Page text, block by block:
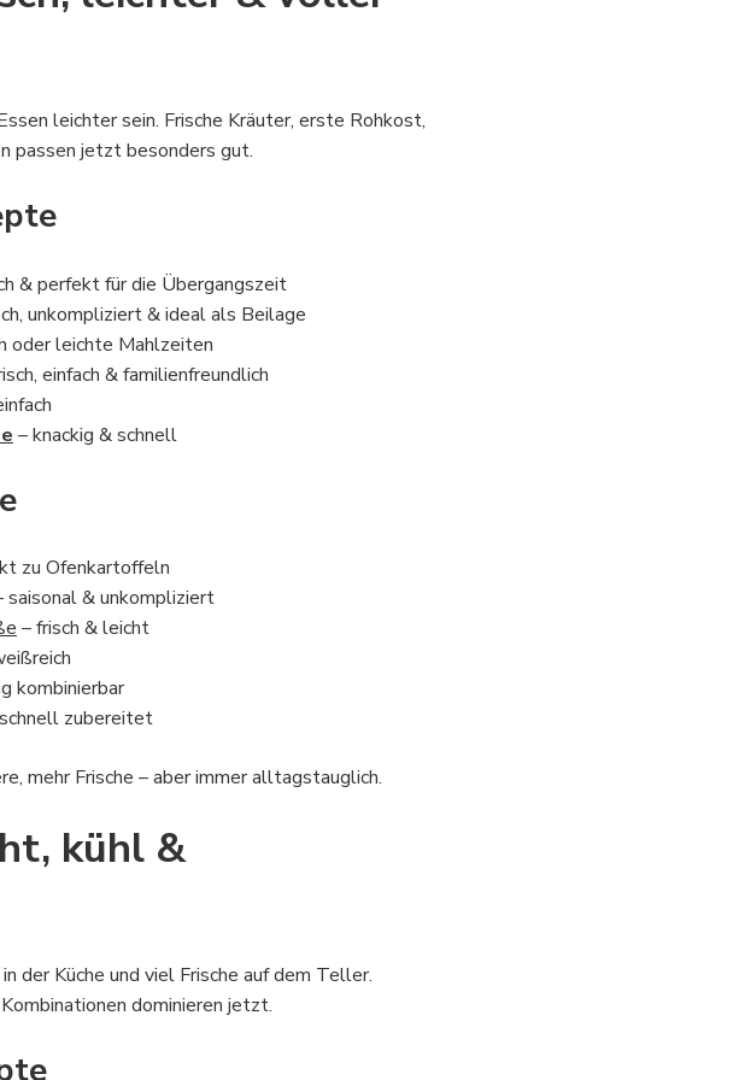
leichter sein. Frische Kräuter, erste Rohkost,
passen jetzt besonders gut.
& perfekt für die Übergangszeit
unkompliziert & ideal als Beilage
oder leichte Mahlzeiten
einfach & familienfreundlich
– knackig & schnell
zu Ofenkartoffeln
saisonal & unkompliziert
– frisch & leicht
kombinierbar
zubereitet
mehr Frische – aber immer alltagstauglich.
kühl &
der Küche und viel Frische auf dem Teller.
dominieren jetzt.